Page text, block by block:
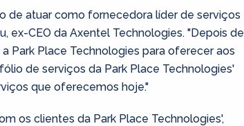
de atuar como fornecedora líder de serviços
ex-CEO da Axentel Technologies. "Depois de
Park Place Technologies para oferecer aos
de serviços da Park Place Technologies'
que oferecemos hoje."
os clientes da Park Place Technologies',